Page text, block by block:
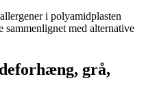
i polyamidplasten
med alternative
grå,